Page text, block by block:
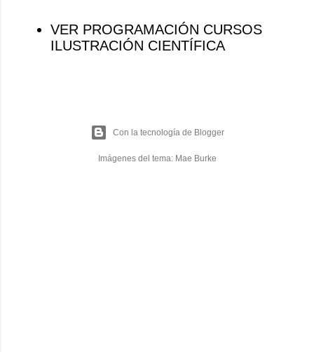
VER PROGRAMACIÓN CURSOS
ILUSTRACIÓN CIENTÍFICA
Con la tecnología de Blogger
Imágenes del tema: Mae Burke